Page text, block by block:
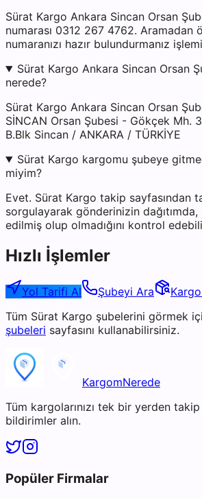
Sürat Kargo Ankara Sincan Orsan
numarası 0312 267 4762. Aramadan
numaranızı hazır bulundurmanız işlemi
Sürat Kargo Ankara Sincan Orsan
nerede?
Sürat Kargo Ankara Sincan Orsan
SİNCAN Orsan Şubesi - Gökçek Mh.
B.Blk Sincan / ANKARA / TÜRKİYE
Sürat Kargo kargomu şubeye
miyim?
Evet. Sürat Kargo takip sayfasından
sorgulayarak gönderinizin
edilmiş olup olmadığını kontrol
Hızlı İşlemler
Yol Tarifi Al Şubeyi Ara
Tüm Sürat Kargo şubelerini görmek
şubeleri sayfasını kullanabilirsiniz.
KargomNerede
Tüm kargolarınızı tek bir yerden takip
bildirimler alın.
Popüler Firmalar